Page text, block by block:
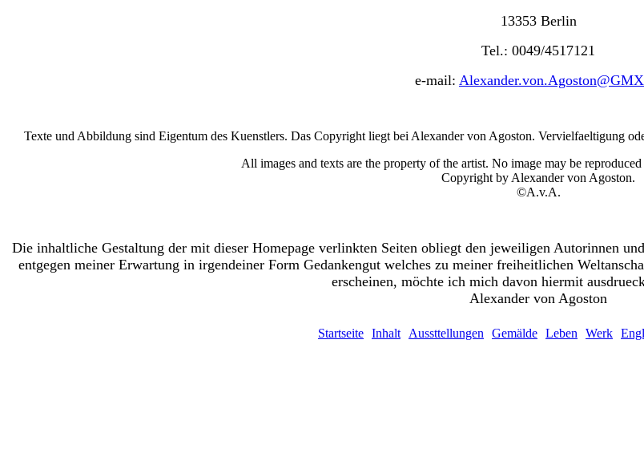
13353 Berlin
Tel.: 0049/4517121
e-mail:
Texte und Abbildung sind Eigentum des Kuenstlers. Das Copyright liegt bei Alexander von Agoston. Vervielfaeltigung
All images and texts are the property of the artist. No image may be
Copyright by Alexander von Agoston.
©A.v.A.
Die inhaltliche Gestaltung der mit dieser Homepage verlinkten Seiten obliegt den jeweiligen Autorinnen
entgegen meiner Erwartung in irgendeiner Form Gedankengut welches zu meiner freiheitlichen
erscheinen, möchte ich mich davon hiermit
Alexander von Agoston
Startseite Inhalt Aussttellungen Gemälde Leben Werk